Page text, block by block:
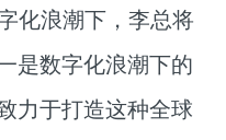
浪潮下，李总将
是数字化浪潮下的
力于打造这种全球